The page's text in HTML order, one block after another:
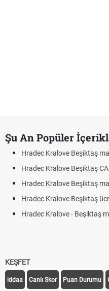
Şu An Popüler
Hradec Kralove Beşiktaş
Hradec Kralove Beşiktaş
Hradec Kralove Beşiktaş
Hradec Kralove Beşiktaş
Hradec Kralove - Beşiktaş
KEŞFET
iddaa Canlı Skor Puan Durumu